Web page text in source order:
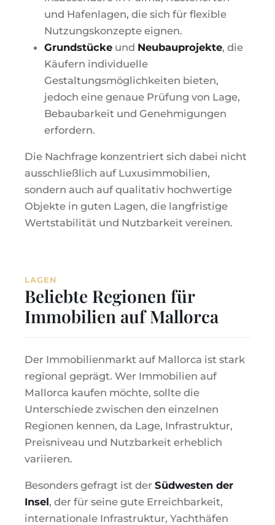
und Hafenlagen, die sich für flexible
Nutzungskonzepte eignen.
Grundstücke und Neubauprojekte, die
Käufern individuelle
Gestaltungsmöglichkeiten bieten,
jedoch eine genaue Prüfung von Lage,
Bebaubarkeit und Genehmigungen
erfordern.
Die Nachfrage konzentriert sich dabei nicht
ausschließlich auf Luxusimmobilien,
sondern auch auf qualitativ hochwertige
Objekte in guten Lagen, die langfristige
Wertstabilität und Nutzbarkeit vereinen.
LAGEN
Beliebte Regionen für
Immobilien auf Mallorca
Der Immobilienmarkt auf Mallorca ist stark
regional geprägt. Wer Immobilien auf
Mallorca kaufen möchte, sollte die
Unterschiede zwischen den einzelnen
Regionen kennen, da Lage, Infrastruktur,
Preisniveau und Nutzbarkeit erheblich
variieren.
Besonders gefragt ist der Südwesten der
Insel, der für seine gute Erreichbarkeit,
internationale Infrastruktur, Yachthäfen